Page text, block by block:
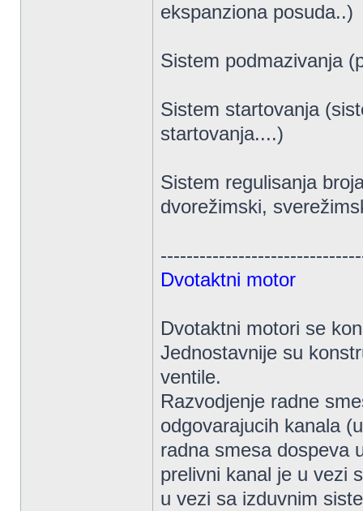
ekspanziona posuda..)
Sistem podmazivanja
Sistem startovanja
startovanja....)
Sistem regulisanja
dvorežimski,
Dvotaktni motor
Dvotaktni motori se
Jednostavnije su
ventile.
Razvodjenje radne
odgovarajucih kanala
radna smesa dospeva
prelivni kanal je u vezi
u vezi sa izduvnim